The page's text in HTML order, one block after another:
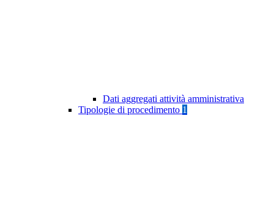
Dati aggregati attività amministrativa
Tipologie di procedimento 1